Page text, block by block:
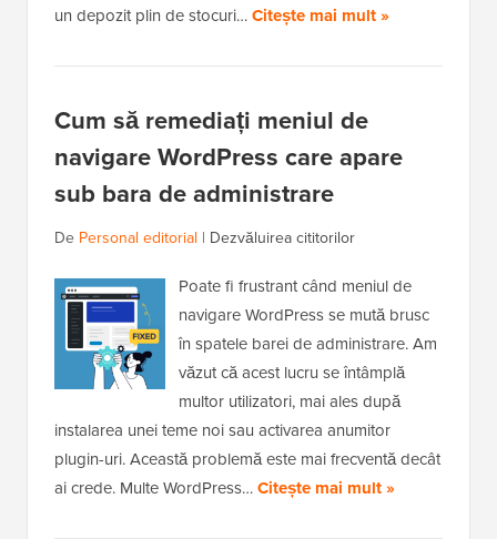
un depozit plin de stocuri…Citește mai mult »
Cum să remediați meniul de
navigare WordPress care apare
sub bara de administrare
De Personal editorial | Dezvăluirea cititorilor
Poate fi frustrant când meniul de
navigare WordPress se mută brusc
în spatele barei de administrare. Am
văzut că acest lucru se întâmplă
multor utilizatori, mai ales după
instalarea unei teme noi sau activarea anumitor
plugin-uri. Această problemă este mai frecventă decât
ai crede. Multe WordPress…Citește mai mult »